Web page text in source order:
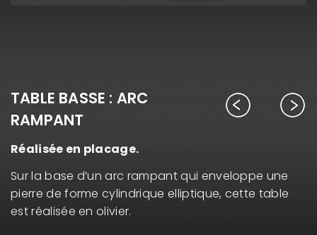
TABLE BASSE : ARC
RAMPANT
Réalisée en placage.
Sur la base d’un arc rampant qui enveloppe une
pierre de forme cylindrique elliptique, cette table
est réalisée en olivier.